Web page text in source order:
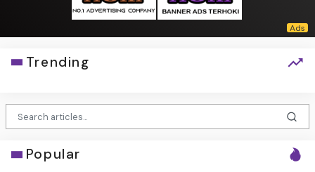
Trending
Popular